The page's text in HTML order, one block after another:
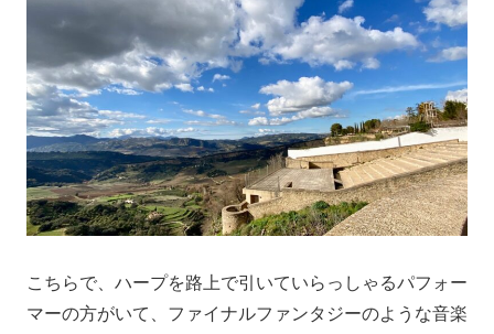
こちらで、ハープを路上で引いていらっしゃるパフォー
マーの方がいて、ファイナルファンタジーのような音楽